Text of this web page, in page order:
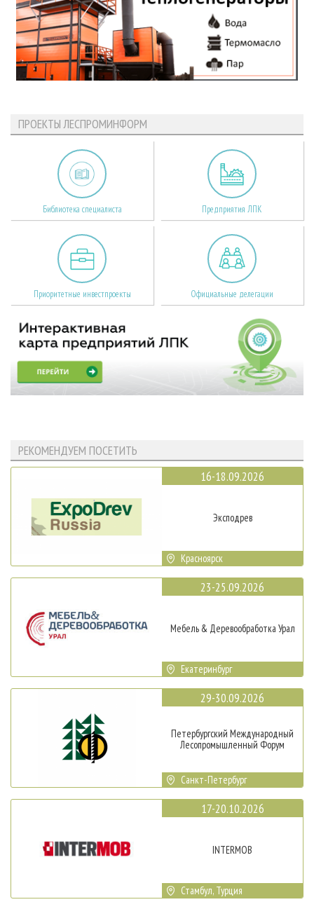
ПРОЕКТЫ ЛЕСПРОМИНФОРМ
Библиотека специалиста Предприятия ЛПК
Приоритетные инвестпроекты Официальные делегации
РЕКОМЕНДУЕМ ПОСЕТИТЬ
16-18.09.2026
Эксподрев
Красноярск
23-25.09.2026
Мебель & Деревообработка Урал
Екатеринбург
29-30.09.2026
Петербургский Международный
Лесопромышленный Форум
Санкт-Петербург
17-20.10.2026
INTERMOB
Стамбул, Турция